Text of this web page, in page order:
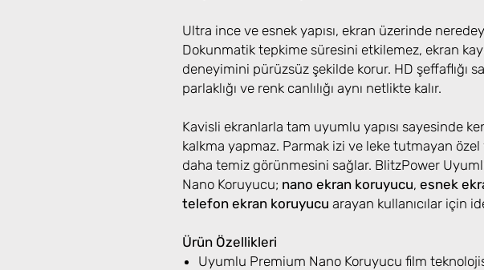
Ultra ince ve esnek yapısı, ekran üzerinde
Dokunmatik tepkime süresini etkilemez, ekran
deneyimini pürüzsüz şekilde korur. HD şeffaflığı
parlaklığı ve renk canlılığı aynı netlikte kalır.
Kavisli ekranlarla tam uyumlu yapısı sayesinde
kalkma yapmaz. Parmak izi ve leke tutmayan özel
daha temiz görünmesini sağlar. BlitzPower
Nano Koruyucu; nano ekran koruyucu, esnek
telefon ekran koruyucu arayan kullanıcılar için
Ürün Özellikleri
Uyumlu Premium Nano Koruyucu film